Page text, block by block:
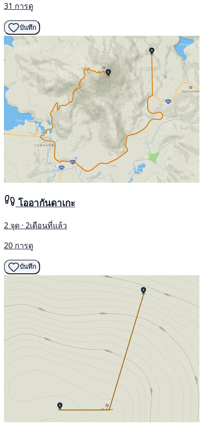
31 การดู
บันทึก
โออากันดาเกะ
2 จุด · 2เดือนที่แล้ว
20 การดู
บันทึก